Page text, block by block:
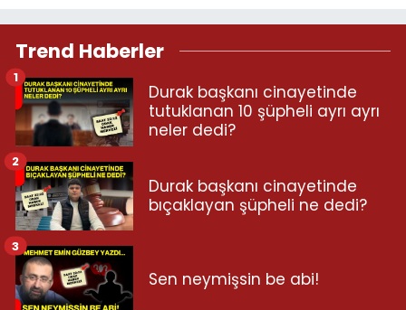
Trend Haberler
Durak başkanı cinayetinde
tutuklanan 10 şüpheli ayrı ayrı
neler dedi?
1
Durak başkanı cinayetinde
bıçaklayan şüpheli ne dedi?
2
Sen neymişsin be abi!
3